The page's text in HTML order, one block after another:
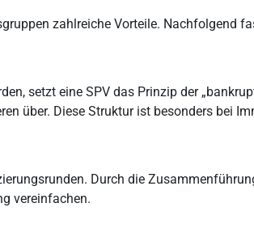
zahlreiche Vorteile. Nachfolgend
setzt eine SPV das Prinzip der
über. Diese Struktur ist besonders bei
Durch die
vereinfachen.